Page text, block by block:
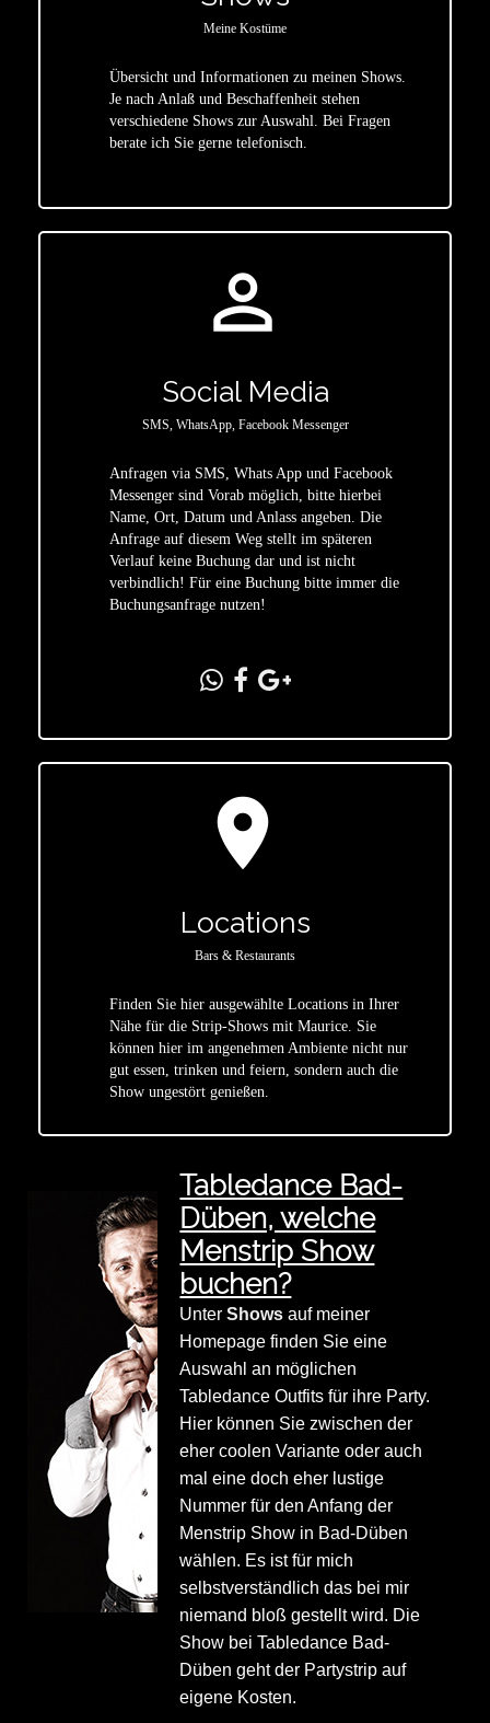
Meine Kostüme
Übersicht und Informationen zu meinen Shows.
Je nach Anlaß und Beschaffenheit stehen
verschiedene Shows zur Auswahl. Bei Fragen
berate ich Sie gerne telefonisch.
person_outline
Social Media
SMS, WhatsApp, Facebook Messenger
Anfragen via SMS, Whats App und Facebook
Messenger sind Vorab möglich, bitte hierbei
Name, Ort, Datum und Anlass angeben. Die
Anfrage auf diesem Weg stellt im späteren
Verlauf keine Buchung dar und ist nicht
verbindlich! Für eine Buchung bitte immer die
Buchungsanfrage nutzen!
location_on
Locations
Bars & Restaurants
Finden Sie hier ausgewählte Locations in Ihrer
Nähe für die Strip-Shows mit Maurice. Sie
können hier im angenehmen Ambiente nicht nur
gut essen, trinken und feiern, sondern auch die
Show ungestört genießen.
Tabledance Bad-
Düben, welche
Menstrip Show
buchen?
UnterShows auf meiner
Homepage finden Sie eine
Auswahl an möglichen
Tabledance Outfits für ihre Party.
Hier können Sie zwischen der
eher coolen Variante oder auch
mal eine doch eher lustige
Nummer für den Anfang der
Menstrip Show in Bad-Düben
wählen. Es ist für mich
selbstverständlich das bei mir
niemand bloß gestellt wird. Die
Show bei Tabledance Bad-
Düben geht der Partystrip auf
eigene Kosten.